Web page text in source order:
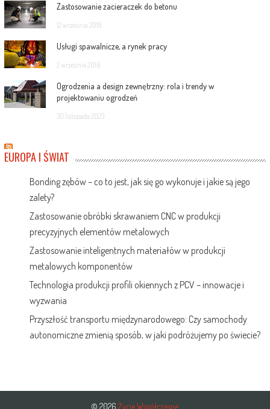
Zastosowanie zacieraczek do betonu
12 września 2019
Usługi spawalnicze, a rynek pracy
2 września 2016
Ogrodzenia a design zewnętrzny: rola i trendy w
projektowaniu ogrodzeń
30 listopada 2023
EUROPA I ŚWIAT
Bonding zębów – co to jest, jak się go wykonuje i jakie są jego
zalety?
Zastosowanie obróbki skrawaniem CNC w produkcji
precyzyjnych elementów metalowych
Zastosowanie inteligentnych materiałów w produkcji
metalowych komponentów
Technologia produkcji profili okiennych z PCV – innowacje i
wyzwania
Przyszłość transportu międzynarodowego: Czy samochody
autonomiczne zmienią sposób, w jaki podróżujemy po świecie?
© 2026 Życie Współczesne